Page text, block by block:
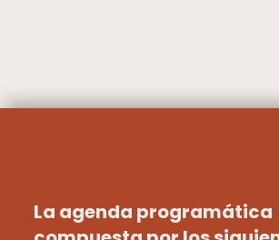
La agenda programática